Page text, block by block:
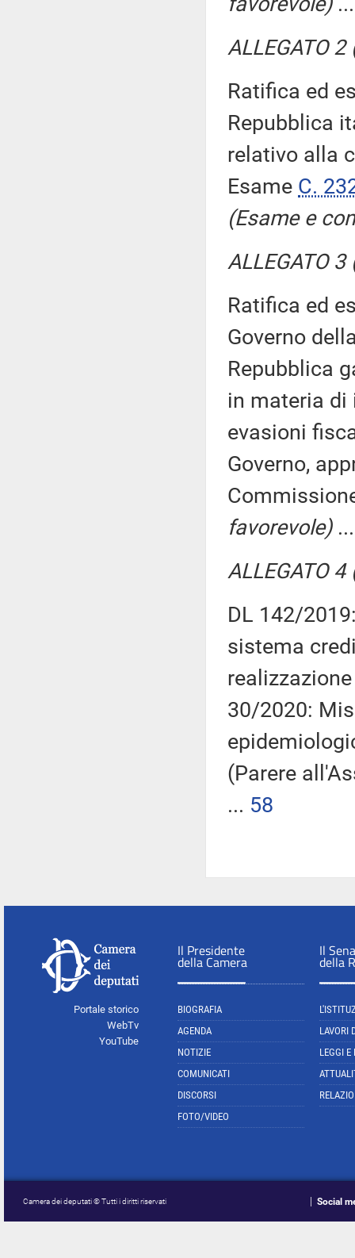
ALLEGATO
Ratifica ed
Repubblica
relativo alla
Esame C.
(Esame e
ALLEGATO
Ratifica ed
Governo
Repubblica
in materia di
evasioni
Governo,
favorevole)
ALLEGATO
DL 142/
sistema
30/2020:
(Parere
... 58
Portale storico
WebTv
YouTube
Il Presidente
della Camera
BIOGRAFIA
AGENDA
NOTIZIE
COMUNICATI
DISCORSI
FOTO/VIDEO
Il
della
LAVORI
LEGGI E
Camera dei deputati © Tutti i diritti riservati Social